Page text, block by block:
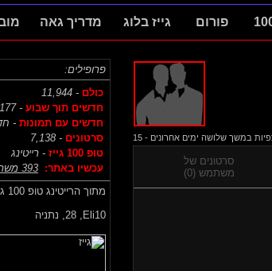
פורום גייז בלוג מדריך גאה
במשך שלושה ימים אחרונים - 15
סרטונים של
משתמש (0)
פרופילים:
כולם - 11,944
חדשים תוך שבוע - 177
חדשים עם תמונות -
סרטונים - 7,138
טופ 100 גייז
- רייטינג
עכשיו באתר: 393 משתמשים
מתוך הרייטינג טופ 100 גייז:
Eli10,
28, נתניה